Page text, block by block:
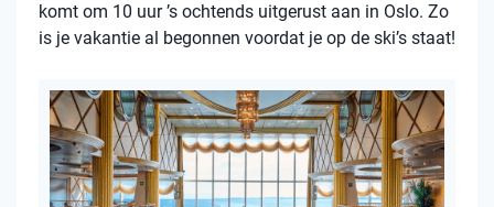
komt om 10 uur ’s ochtends uitgerust aan in Oslo. Zo
is je vakantie al begonnen voordat je op de ski’s staat!